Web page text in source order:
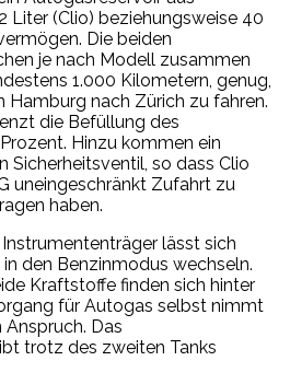
Liter (Clio) beziehungsweise 40
Die beiden
je nach Modell zusammen
1.000 Kilometern, genug,
nach Zürich zu fahren.
die Befüllung des
Hinzu kommen ein
Sicherheitsventil, so dass Clio
uneingeschränkt Zufahrt zu
haben.
lässt sich
den Benzinmodus wechseln.
Kraftstoffe finden sich hinter
für Autogas selbst nimmt
Das
trotz des zweiten Tanks